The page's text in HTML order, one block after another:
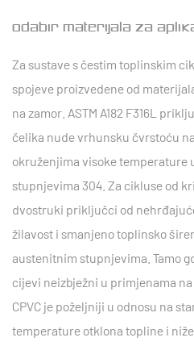
Odabir materijala za
Za sustave s čestim toplinskim
spojeve proizvedene od
na zamor. ASTM A182 F316L
čelika nude vrhunsku čvrstoću
okruženjima visoke temperature
stupnjevima 304. Za cikluse od
dvostruki priključci od
žilavost i smanjeno toplinsko
austenitnim stupnjevima. Tamo
cijevi neizbježni u primjenama
CPVC je poželjniji u odnosu na
temperature otklona topline i